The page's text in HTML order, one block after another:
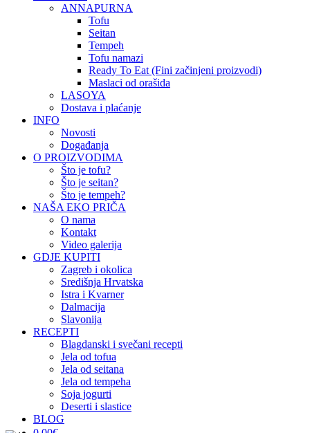
ANNAPURNA
Tofu
Seitan
Tempeh
Tofu namazi
Ready To Eat (Fini začinjeni proizvodi)
Maslaci od orašida
LASOYA
Dostava i plaćanje
INFO
Novosti
Događanja
O PROIZVODIMA
Što je tofu?
Što je seitan?
Što je tempeh?
NAŠA EKO PRIČA
O nama
Kontakt
Video galerija
GDJE KUPITI
Zagreb i okolica
Središnja Hrvatska
Istra i Kvarner
Dalmacija
Slavonija
RECEPTI
Blagdanski i svečani recepti
Jela od tofua
Jela od seitana
Jela od tempeha
Soja jogurti
Deserti i slastice
BLOG